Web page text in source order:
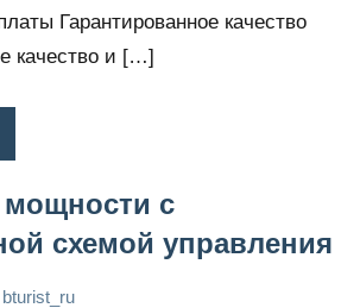
Гарантированное качество
качество и […]
мощности с
схемой управления
bturist_ru